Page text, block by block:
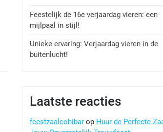
Feestelijk de 16e verjaardag vieren: een
mijlpaal in stijl!
Unieke ervaring: Verjaardag vieren in de
buitenlucht!
Laatste reacties
feestzaalcohibar op Huur de Perfecte